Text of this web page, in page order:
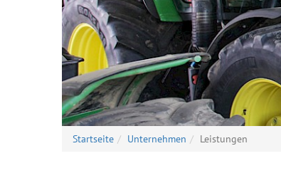
Startseite Unternehmen Leistungen